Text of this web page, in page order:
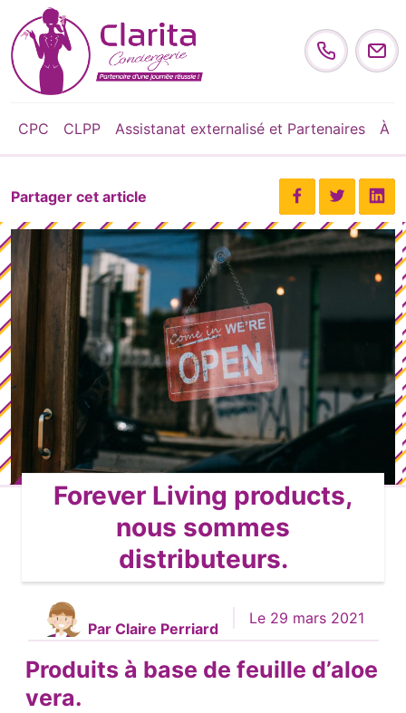
Skip to content
CPC CLPP Assistanat externalisé et Partenaires À
Partager cet article
Forever Living products,
nous sommes
distributeurs.
Par Claire Perriard
Le 29 mars 2021
Produits à base de feuille d’aloe
vera.